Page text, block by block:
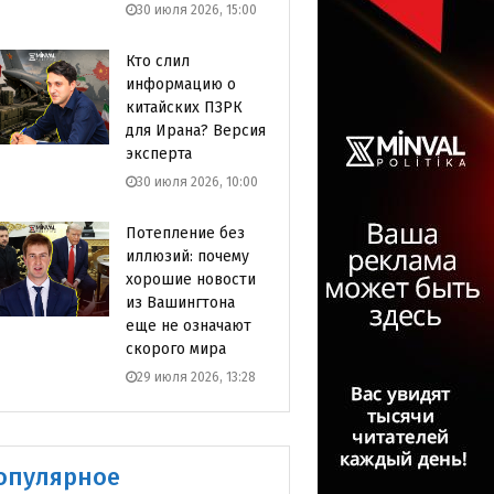
30 июля 2026, 15:00
Кто слил
информацию о
китайских ПЗРК
для Ирана? Версия
эксперта
30 июля 2026, 10:00
Потепление без
иллюзий: почему
хорошие новости
из Вашингтона
еще не означают
скорого мира
29 июля 2026, 13:28